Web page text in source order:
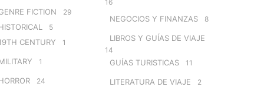
FICTION 29
5
CENTURY 1
1
24
16
NEGOCIOS Y FINANZAS 8
LIBROS Y GUÍAS DE VIAJE
14
GUÍAS TURISTICAS 11
LITERATURA DE VIAJE 2